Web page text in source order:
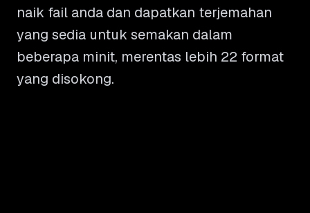
naik fail anda dan dapatkan terjemahan
yang sedia untuk semakan dalam
beberapa minit, merentas lebih 22 format
yang disokong.